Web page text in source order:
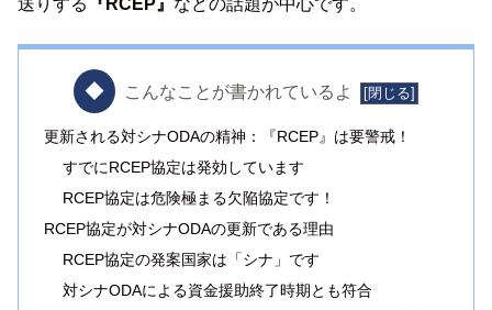
こんなことが書かれているよ
更新される対シナODAの精神：『RCEP』は要警戒！
すでにRCEP協定は発効しています
RCEP協定は危険極まる欠陥協定です！
RCEP協定が対シナODAの更新である理由
RCEP協定の発案国家は「シナ」です
対シナODAによる資金援助終了時期とも符合